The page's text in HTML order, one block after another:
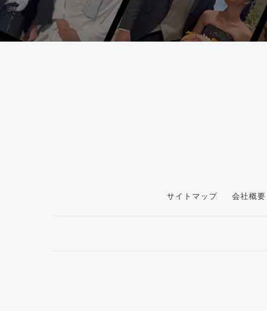
サイトマップ 会社概要